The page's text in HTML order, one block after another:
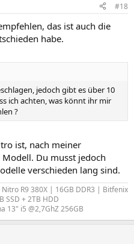
#18
das ist auch die
habe.
jedoch gibt es über 10
ich achten, was könnt ihr mir
?
ist, nach meiner
Du musst jedoch
verschieden lang sind.
R9 380X | 16GB DDR3 | Bitfenix
SSD + 2TB HDD​
13" i5 @2,7GhZ 256GB​